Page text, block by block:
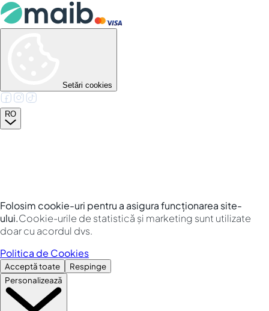
Setări cookies
RO
Folosim cookie-uri pentru a asigura funcționarea site-
ului.Cookie-urile de statistică și marketing sunt utilizate
doar cu acordul dvs.
Politica de Cookies
Acceptă toate
Respinge
Personalizează